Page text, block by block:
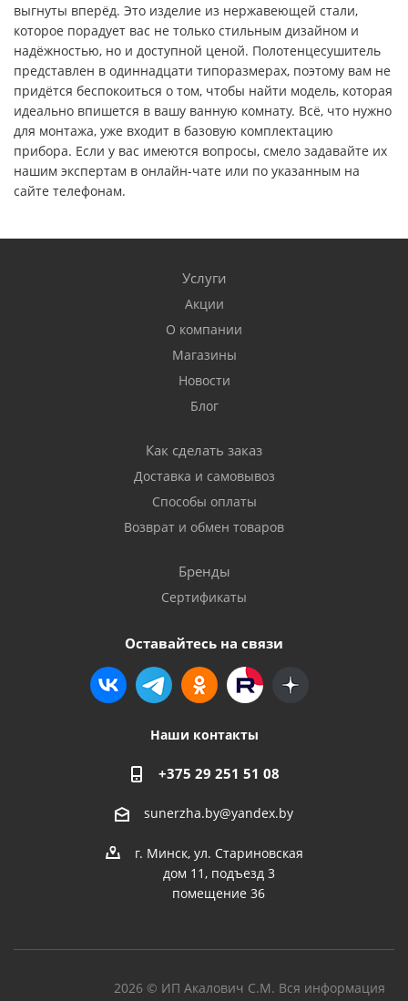
выгнуты вперёд. Это изделие из нержавеющей стали,
которое порадует вас не только стильным дизайном и
надёжностью, но и доступной ценой. Полотенцесушитель
представлен в одиннадцати типоразмерах, поэтому вам не
придётся беспокоиться о том, чтобы найти модель, которая
идеально впишется в вашу ванную комнату. Всё, что нужно
для монтажа, уже входит в базовую комплектацию
прибора. Если у вас имеются вопросы, смело задавайте их
нашим экспертам в онлайн-чате или по указанным на
сайте телефонам.
Услуги
Акции
О компании
Магазины
Новости
Блог
Как сделать заказ
Доставка и самовывоз
Способы оплаты
Возврат и обмен товаров
Бренды
Сертификаты
Оставайтесь на связи
Наши контакты
+375 29 251 51 08
sunerzha.by@yandex.by
г. Минск, ул. Стариновская
дом 11, подъезд 3
помещение 36
2026 © ИП Акалович С.М. Вся информация